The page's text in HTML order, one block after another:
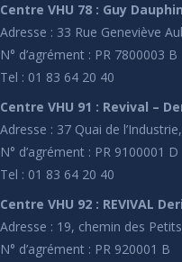
Centre VHU 78 : Guy
Adresse : 33 Rue Geneviève
N° d’agrément : PR 7800003 B
Tel : 01 83 64 20 40
Centre VHU 91 : Revival –
Adresse : 37 Quai de
N° d’agrément : PR 9100001 D
Tel : 01 83 64 20 40
Centre VHU 92 : REVIVAL
Adresse : 19, chemin des
N° d’agrément : PR 920001 B